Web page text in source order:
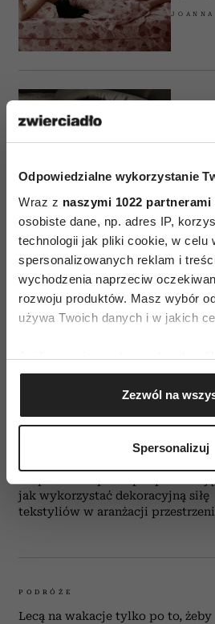
Odpowiedzialne wykorzystanie
Wraz z naszymi 1022 partnerami
osobiste dane, np. adres IP,
technologii jak pliki cookie, w celu
spersonalizowanych reklam i
wychodzenia naprzeciw
rozwoju produktów. Masz wybór
używa Twoich danych i w jakich
Jeśli wyrazisz na to zgodę,
Gromadzić dane
geograficznej z dokładnością
Identyfikować Twoje
(fingerprinting, czyli wirtualny
dane są przetwarzane oraz ustaw
sekcji szczegółów. W Deklaracji
zmienić lub wycofać swoją zgodę
Wykorzystujemy pliki cookie do
i reklam, aby oferować funkcje
analizować ruch w naszej witrynie.
Zezwól na
Spersonalizuj
MARTA
ZDROWIE
Jaki trening najlepiej poprawia
KAROLINA LICZBIŃSKA
jak wykorzystać dekoracyjną siłę
tekstyliów w aranżacji przestrzeni
PODRÓŻE
Lecą na wakacje tylko po to, żeby